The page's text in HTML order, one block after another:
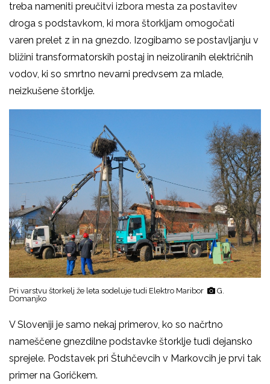
treba nameniti preučitvi izbora mesta za postavitev
droga s podstavkom, ki mora štorkljam omogočati
varen prelet z in na gnezdo. Izogibamo se postavljanju v
bližini transformatorskih postaj in neizoliranih električnih
vodov, ki so smrtno nevarni predvsem za mlade,
neizkušene štorklje.
Pri varstvu štorkelj že leta sodeluje tudi Elektro Maribor
G.
Domanjko
V Sloveniji je samo nekaj primerov, ko so načrtno
nameščene gnezdilne podstavke štorklje tudi dejansko
sprejele. Podstavek pri Štuhčevcih v Markovcih je prvi tak
primer na Goričkem.